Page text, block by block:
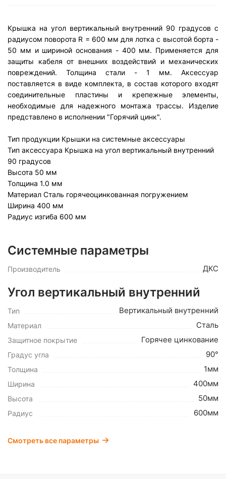
Крышка на угол вертикальный внутренний 90 градусов с
радиусом поворота R = 600 мм для лотка с высотой борта -
50 мм и шириной основания - 400 мм. Применяется для
защиты кабеля от внешних воздействий и механических
повреждений. Толщина стали - 1 мм. Аксессуар
поставляется в виде комплекта, в состав которого входят
соединительные пластины и крепежные элементы,
необходимые для надежного монтажа трассы. Изделие
представлено в исполнении "Горячий цинк".
Тип продукции Крышки на системные аксессуары
Тип аксессуара Крышка на угол вертикальный внутренний
90 градусов
Высота 50 мм
Толщина 1.0 мм
Материал Сталь горячеоцинкованная погружением
Ширина 400 мм
Радиус изгиба 600 мм
Системные параметры
Производитель ДКС
Угол вертикальный внутренний
Тип Вертикальный внутренний
Материал Сталь
Защитное покрытие Горячее цинкование
Градус угла 90°
Толщина 1мм
Ширина 400мм
Высота 50мм
Радиус 600мм
Смотреть все параметры